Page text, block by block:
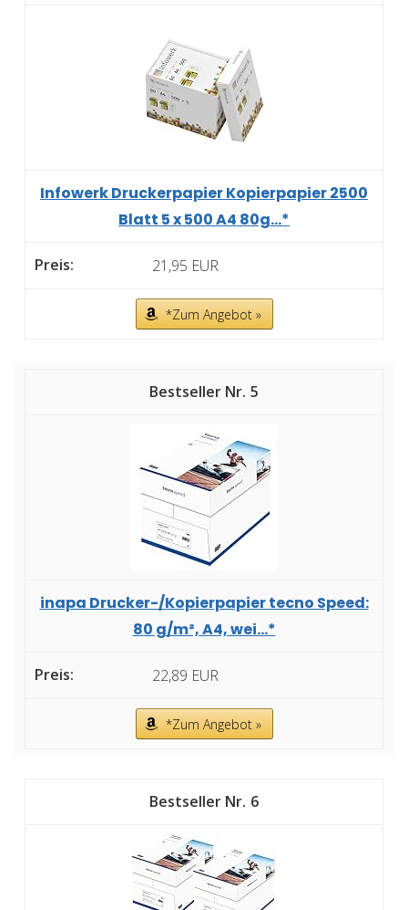
Infowerk Druckerpapier Kopierpapier 2500
Blatt 5 x 500 A4 80g...*
21,95 EUR
*Zum Angebot »
5
inapa Drucker-/Kopierpapier tecno Speed:
80 g/m², A4, wei...*
22,89 EUR
*Zum Angebot »
6